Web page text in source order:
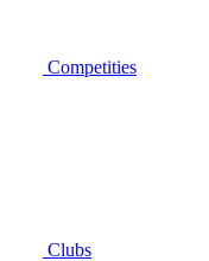
Competities
Clubs